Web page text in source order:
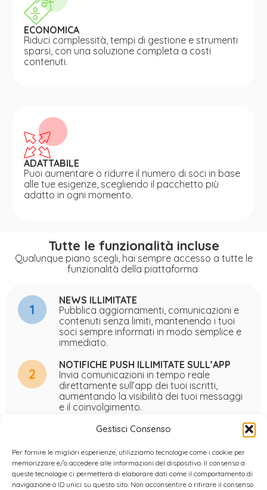
Gestisci Consenso
Per fornire le migliori esperienze, utilizziamo tecnologie come i cookie per
memorizzare e/o accedere alle informazioni del dispositivo. Il consenso a
queste tecnologie ci permetterà di elaborare dati come il comportamento di
navigazione o ID unici su questo sito. Non acconsentire o ritirare il consenso
ECONOMICA
Riduci complessità, tempi di gestione e strumenti
sparsi, con una soluzione completa a costi
contenuti.
ADATTABILE
Puoi aumentare o ridurre il numero di soci in base
alle tue esigenze, scegliendo il pacchetto più
adatto in ogni momento.
Tutte le funzionalità incluse
Qualunque piano scegli, hai sempre accesso a tutte le
funzionalità della piattaforma
NEWS ILLIMITATE
Pubblica aggiornamenti, comunicazioni e
contenuti senza limiti, mantenendo i tuoi
soci sempre informati in modo semplice e
immediato.
NOTIFICHE PUSH ILLIMITATE SULL’APP
Invia comunicazioni in tempo reale
direttamente sull’app dei tuoi iscritti,
aumentando la visibilità dei tuoi messaggi
e il coinvolgimento.
Gestisci l’invio di email ai tuoi soci in modo
centralizzato, senza bisogno di strumenti
esterni o configurazioni complesse.